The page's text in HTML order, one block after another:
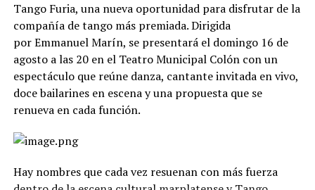
Tango Furia, una nueva oportunidad para disfrutar de la
compañía de tango más premiada. Dirigida
por Emmanuel Marín, se presentará el domingo 16 de
agosto a las 20 en el Teatro Municipal Colón con un
espectáculo que reúne danza, cantante invitada en vivo,
doce bailarines en escena y una propuesta que se
renueva en cada función.
Hay nombres que cada vez resuenan con más fuerza